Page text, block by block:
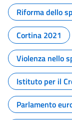
Riforma dello
Cortina 2021
Violenza nello
Istituto per il
Parlamento